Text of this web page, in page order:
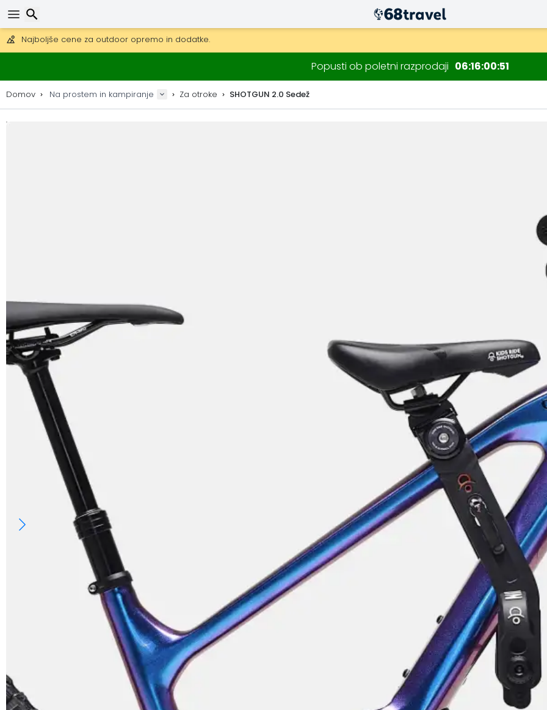
Pridobite brezplačno dostavo na naročila nad 149 €.
Na voljo je tudi DHL Express čez noč.
30 dni za vračilo, 90 dni za lesene zemljevide in dekoracije.
Popusti ob poletni razprodaji 06160050
Domov Na prostem in kampiranje Za otroke SHOTGUN 2.0 Sedež